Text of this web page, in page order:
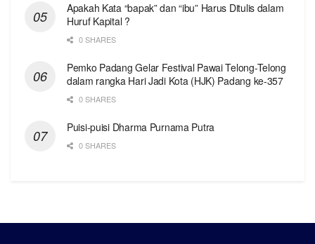
Apakah Kata “bapak” dan “ibu” Harus Ditulis dalam
Huruf Kapital ?
0 SHARES
Pemko Padang Gelar Festival Pawai Telong-Telong
dalam rangka Hari Jadi Kota (HJK) Padang ke-357
0 SHARES
Puisi-puisi Dharma Purnama Putra
0 SHARES